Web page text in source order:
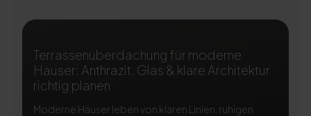
Terrassenüberdachung für moderne
Häuser: Anthrazit, Glas & klare Architektur
richtig planen
Moderne Häuser leben von klaren Linien, ruhigen